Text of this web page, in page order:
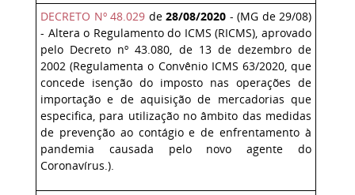
DECRETO Nº 48.029 de 28/08/2020 - (MG de 29/08)
- Altera o Regulamento do ICMS (RICMS), aprovado
pelo Decreto nº 43.080, de 13 de dezembro de
2002 (Regulamenta o Convênio ICMS 63/2020, que
concede isenção do imposto nas operações de
importação e de aquisição de mercadorias que
especifica, para utilização no âmbito das medidas
de prevenção ao contágio e de enfrentamento à
pandemia causada pelo novo agente do
Coronavírus.).